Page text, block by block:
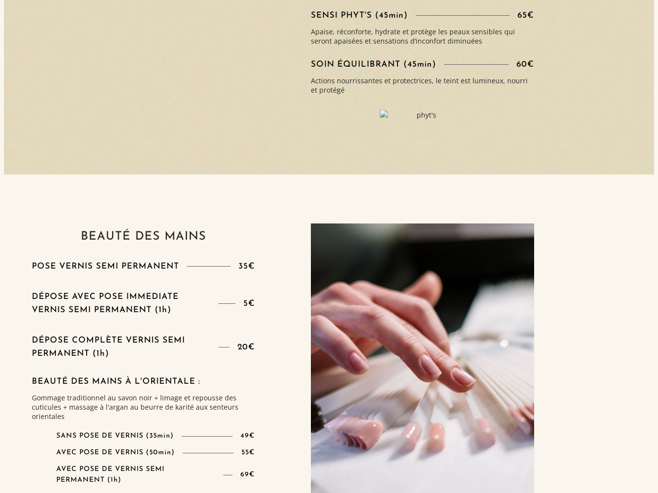
SENSI PHYT'S (45min) 65€
Apaise, réconforte, hydrate et protège les peaux sensibles qui
seront apaisées et sensations d’inconfort diminuées
SOIN ÉQUILIBRANT (45min) 60€
Actions nourrissantes et protectrices, le teint est lumineux, nourri
et protégé
BEAUTÉ DES MAINS
POSE VERNIS SEMI PERMANENT 35€
DÉPOSE AVEC POSE IMMEDIATE
VERNIS SEMI PERMANENT (1h)
5€
DÉPOSE COMPLÈTE VERNIS SEMI
PERMANENT (1h)
20€
BEAUTÉ DES MAINS À L'ORIENTALE :
Gommage traditionnel au savon noir + limage et repousse des
cuticules + massage à l'argan au beurre de karité aux senteurs
orientales
SANS POSE DE VERNIS (35min) 49€
AVEC POSE DE VERNIS (50min) 55€
AVEC POSE DE VERNIS SEMI
PERMANENT (1h)
69€